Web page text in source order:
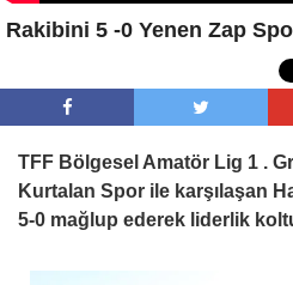
Rakibini 5 -0 Yenen Zap
TFF Bölgesel Amatör Lig 1 .
Kurtalan Spor ile karşılaşan
5-0 mağlup ederek liderlik